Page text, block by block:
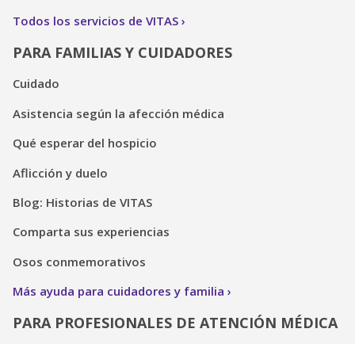
Todos los servicios de VITAS
PARA FAMILIAS Y CUIDADORES
Cuidado
Asistencia según la afección médica
Qué esperar del hospicio
Aflicción y duelo
Blog: Historias de VITAS
Comparta sus experiencias
Osos conmemorativos
Más ayuda para cuidadores y familia
PARA PROFESIONALES DE ATENCIÓN MÉDICA